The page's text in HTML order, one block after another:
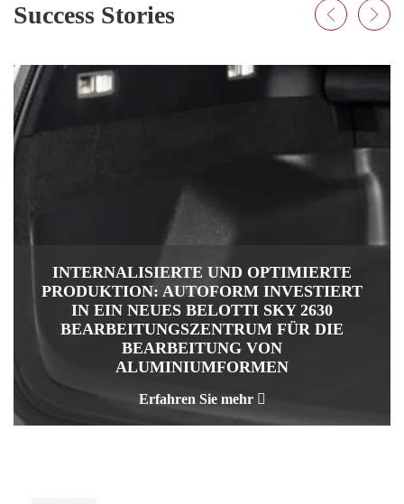
Success Stories
BELOTTI AND EURO COMPOSITES: A
SUCCESSFUL AND LONG-LASTING
COOPERATION
Erfahren Sie mehr